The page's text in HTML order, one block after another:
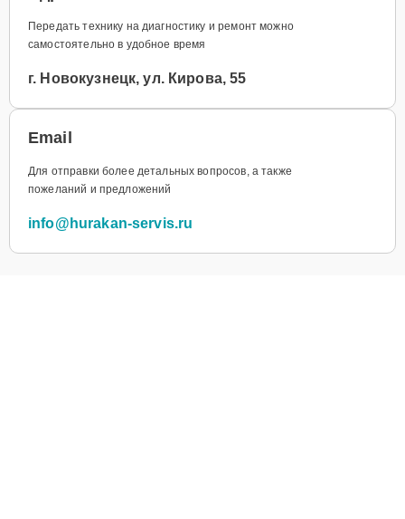
Передать технику на диагностику и ремонт можно
самостоятельно в удобное время
г. Новокузнецк, ул. Кирова, 55
Email
Для отправки более детальных вопросов, а также
пожеланий и предложений
info@hurakan-servis.ru